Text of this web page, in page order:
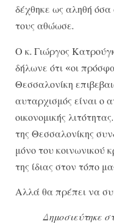
δέχθηκε ως αληθή
τους αθώωσε.
Ο κ. Γιώργος
δήλωνε ότι «οι
Θεσσαλονίκη
αυταρχισμός είναι ο
οικονομικής
της Θεσσαλονίκης
μόνο του κοινωνικού
της ίδιας στον τόπο
Αλλά θα πρέπει να
Δημοσιεύτηκε